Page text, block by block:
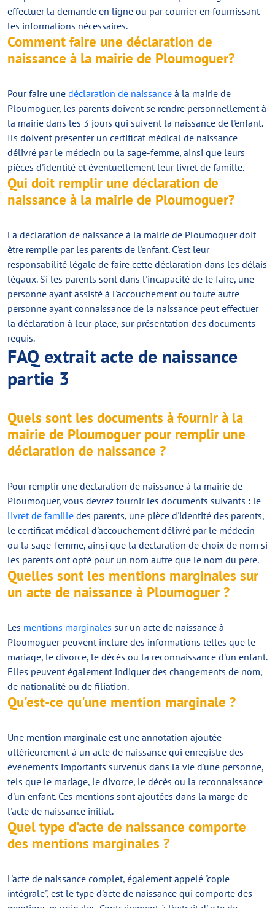
effectuer la demande en ligne ou par courrier en fournissant
les informations nécessaires.
Comment faire une déclaration de
naissance à la mairie de Ploumoguer?
Pour faire une déclaration de naissance à la mairie de
Ploumoguer, les parents doivent se rendre personnellement à
la mairie dans les 3 jours qui suivent la naissance de l'enfant.
Ils doivent présenter un certificat médical de naissance
délivré par le médecin ou la sage-femme, ainsi que leurs
pièces d'identité et éventuellement leur livret de famille.
Qui doit remplir une déclaration de
naissance à la mairie de Ploumoguer?
La déclaration de naissance à la mairie de Ploumoguer doit
être remplie par les parents de l'enfant. C'est leur
responsabilité légale de faire cette déclaration dans les délais
légaux. Si les parents sont dans l'incapacité de le faire, une
personne ayant assisté à l'accouchement ou toute autre
personne ayant connaissance de la naissance peut effectuer
la déclaration à leur place, sur présentation des documents
requis.
FAQ extrait acte de naissance
partie 3
Quels sont les documents à fournir à la
mairie de Ploumoguer pour remplir une
déclaration de naissance ?
Pour remplir une déclaration de naissance à la mairie de
Ploumoguer, vous devrez fournir les documents suivants : le
livret de famille des parents, une pièce d'identité des parents,
le certificat médical d'accouchement délivré par le médecin
ou la sage-femme, ainsi que la déclaration de choix de nom si
les parents ont opté pour un nom autre que le nom du père.
Quelles sont les mentions marginales sur
un acte de naissance à Ploumoguer ?
Les mentions marginales sur un acte de naissance à
Ploumoguer peuvent inclure des informations telles que le
mariage, le divorce, le décès ou la reconnaissance d'un enfant.
Elles peuvent également indiquer des changements de nom,
de nationalité ou de filiation.
Qu'est-ce qu'une mention marginale ?
Une mention marginale est une annotation ajoutée
ultérieurement à un acte de naissance qui enregistre des
événements importants survenus dans la vie d'une personne,
tels que le mariage, le divorce, le décès ou la reconnaissance
d'un enfant. Ces mentions sont ajoutées dans la marge de
l'acte de naissance initial.
Quel type d'acte de naissance comporte
des mentions marginales ?
L'acte de naissance complet, également appelé "copie
intégrale", est le type d'acte de naissance qui comporte des